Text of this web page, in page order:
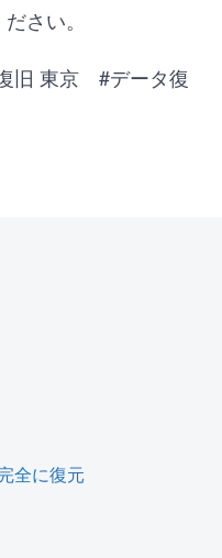
さい。
旧 東京 #データ復
全に復元